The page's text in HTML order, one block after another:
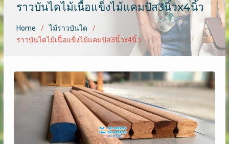
ราวบันไดไม้เนื้อแข็งไม้แคมปัส3นิ้วx4นิ้ว
Home
ไม้ราวบันได
ราวบันไดไม้เนื้อแข็งไม้แคมปัส3นิ้วx4นิ้ว